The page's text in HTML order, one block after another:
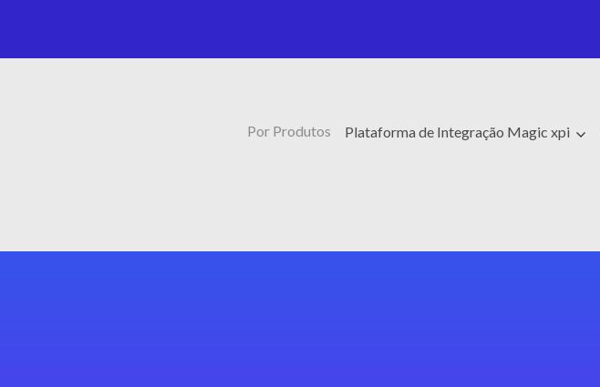
Por Produtos Plataforma de Integração Magic xpi